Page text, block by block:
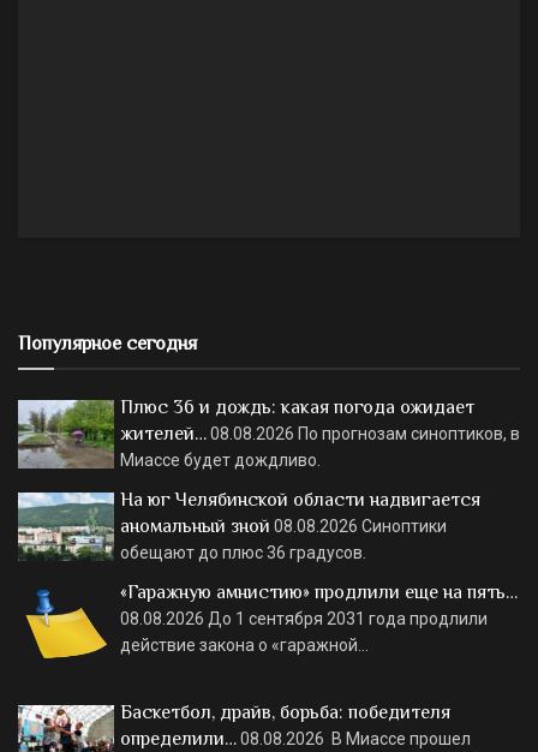
Популярное сегодня
Плюс 36 и дождь: какая погода ожидает
жителей…08.08.2026 По прогнозам синоптиков, в
Миассе будет дождливо.
На юг Челябинской области надвигается
аномальный зной 08.08.2026 Синоптики
обещают до плюс 36 градусов.
«Гаражную амнистию» продлили еще на пять…
08.08.2026 До 1 сентября 2031 года продлили
действие закона о «гаражной…
Баскетбол, драйв, борьба: победителя
определили…08.08.2026 В Миассе прошел